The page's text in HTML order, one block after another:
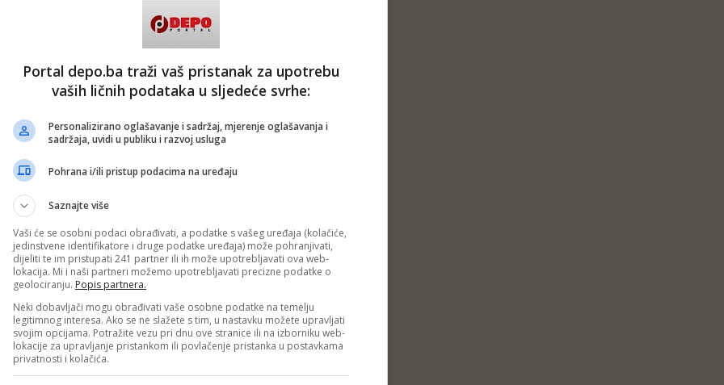
na Ilidži koriste termalnu vodu od 2004. godine. Prije
koncesioni ugovor sa Vladom Kantona Sarajevo i
jednokratne i godišnjih koncesionih naknada, ali to
sliv rijeke Save (Agencija) im je od 2010. do 2015. godine
vode iz izvorišta, ali privatnici ni za to nisu plaćali
se obračunavaju na temelju iskorištene količine vode, a
Federacije Bosne i Hercegovine (FBiH), Kantona
Ilidža. Međutim, kako vlasti nikada nisu kontrolisale
a vlasnici kompleksa nisu koristili vodomjer tako se i
potrošeno.
za vodne dozvole u Agenciji
za dozvolu priložile elaborat Instituta za
sudskog vještaka. On je utvrdio da nije moguće
rad brojila blokiraju nataloženi minerali termalne vode.
ali ja nisam sudski vještak”, kaže Ališehović za
su morali prihvatiti mišljenje vještaka iako su znali da se
mjeri vodomjerom na drugom obližnjem izvorištu koje
rivijera „Ilidža” na osnovu koncesionog ugovora iz
sa svih izvora imaju isti sastav.
Portal depo.ba traži vaš pristanak za upotrebu
vaših ličnih podataka u sljedeće svrhe:
Personalizirano oglašavanje i sadržaj, mjerenje oglašavanja i
sadržaja, uvidi u publiku i razvoj usluga
Pohrana i/ili pristup podacima na uređaju
Saznajte više
Vaši će se osobni podaci obrađivati, a podatke s vašeg uređaja (kolačiće,
jedinstvene identifikatore i druge podatke uređaja) može pohranjivati,
dijeliti te im pristupati 241 partner ili ih može upotrebljavati ova web-
lokacija. Mi i naši partneri možemo upotrebljavati precizne podatke o
geolociranju. Popis partnera.
Neki dobavljači mogu obrađivati vaše osobne podatke na temelju
legitimnog interesa. Ako se ne slažete s tim, u nastavku možete upravljati
svojim opcijama. Potražite vezu pri dnu ove stranice ili na izborniku web-
lokacije za upravljanje pristankom ili povlačenje pristanka u postavkama
privatnosti i kolačića.